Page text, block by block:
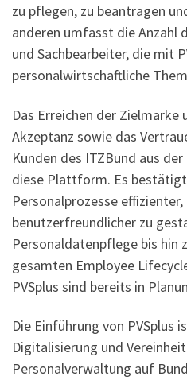
zu pflegen, zu beantragen
anderen umfasst die Anzahl
und Sachbearbeiter, die mit
personalwirtschaftliche
Das Erreichen der
Akzeptanz sowie das
Kunden des ITZBund aus
diese Plattform. Es bestätigt
Personalprozesse
benutzerfreundlicher zu
Personaldatenpflege bis hin
gesamten Employee
PVSplus sind bereits in
Die Einführung von PVSplus
Digitalisierung und
Personalverwaltung auf